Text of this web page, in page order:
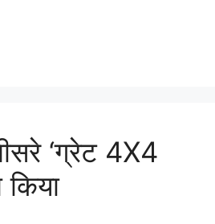
‘ग्रेट 4X4
किया